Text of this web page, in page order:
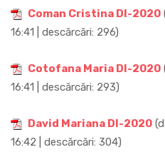
Coman Cristina DI-2020
16:41 | descărcări: 296)
Cotofana Maria DI-2020
16:41 | descărcări: 293)
David Mariana DI-2020
16:42 | descărcări: 304)